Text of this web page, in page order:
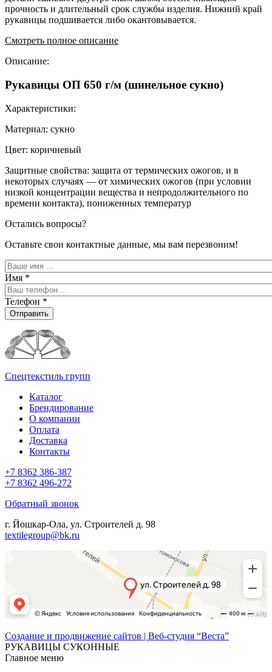
прочность и длительный срок службы изделия. Нижний край
рукавицы подшивается либо окантовывается.
Смотреть полное описание
Описание:
Рукавицы ОП 650 г/м (шинельное сукно)
Характеристики:
Материал: сукно
Цвет: коричневый
Защитные свойства: защита от термических ожогов, и в
некоторых случаях — от химических ожогов (при условии
низкой концентрации вещества и непродолжительного по
времени контакта), пониженных температур
Остались вопросы?
Оставьте свои контактные данные, мы вам перезвоним!
Имя *
Телефон *
Отправить
Спецтекстиль групп
Каталог
Брендирование
О компании
Оплата
Доставка
Контакты
+7 8362 386-387
+7 8362 496-272
Обратный звонок
г. Йошкар-Ола, ул. Строителей д. 98
textilegroup@bk.ru
Создание и продвижение сайтов | Веб-студия “Веста”
РУКАВИЦЫ СУКОННЫЕ
Главное меню